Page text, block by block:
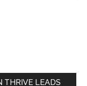
THRIVE LEADS